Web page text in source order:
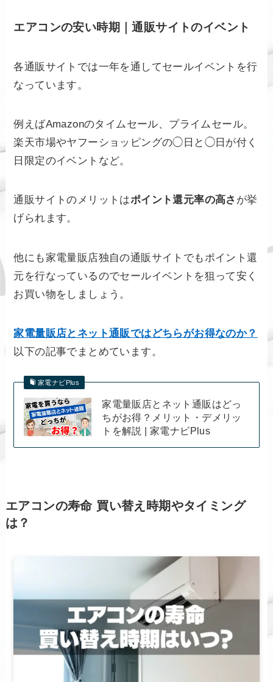
エアコンの安い時期｜通販サイトのイベント
各通販サイトでは一年を通してセールイベントを行
なっています。
例えばAmazonのタイムセール、プライムセール。
楽天市場やヤフーショッピングの◯日と◯日が付く
日限定のイベントなど。
通販サイトのメリットはポイント還元率の高さ が挙
げられます。
他にも家電量販店独自の通販サイトでもポイント還
元を行なっているのでセールイベントを狙って安く
お買い物をしましょう。
家電量販店とネット通販ではどちらがお得なのか？
以下の記事でまとめています。
家電ナビPlus
家電量販店とネット通販はどっ
ちがお得？メリット・デメリッ
トを解説 | 家電ナビPlus
エアコンの寿命 買い替え時期やタイミング
は？